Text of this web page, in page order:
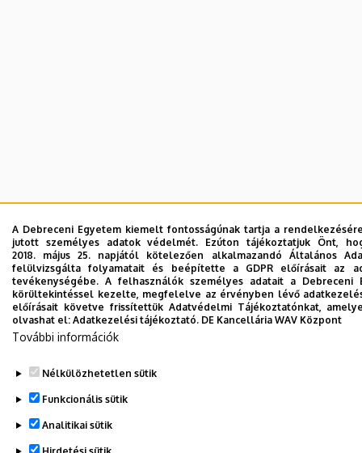
A Debreceni Egyetem kiemelt fontosságúnak tartja a
jutott személyes adatok védelmét. Ezúton tájékoztatjuk Önt,
2018. május 25. napjától kötelezően alkalmazandó Általános
felülvizsgálta folyamatait és beépítette a GDPR előírásait az
tevékenységébe. A felhasználók személyes adatait a Debreceni
körültekintéssel kezelte, megfelelve az érvényben lévő
előírásait követve frissítettük Adatvédelmi Tájékoztatónkat,
olvashat el: Adatkezelési tájékoztató. DE Kancellária WAV Központ
További információk
Nélkülözhetetlen sütik
Funkcionális sütik
Analitikai sütik